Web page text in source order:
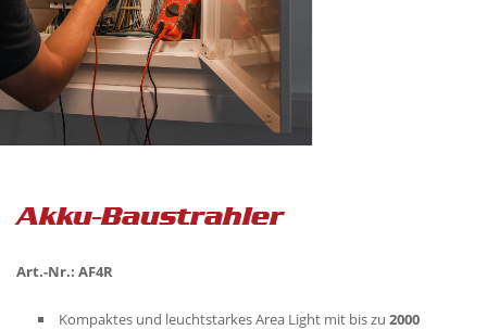
Akku-Baustrahler
Art.-Nr.: AF4R
Kompaktes und leuchtstarkes Area Light mit bis zu 2000